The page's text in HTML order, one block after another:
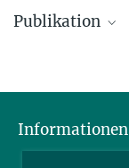
Publikation
Georg Sprenger,
Kamal Rahmouni,
Melanocortin-